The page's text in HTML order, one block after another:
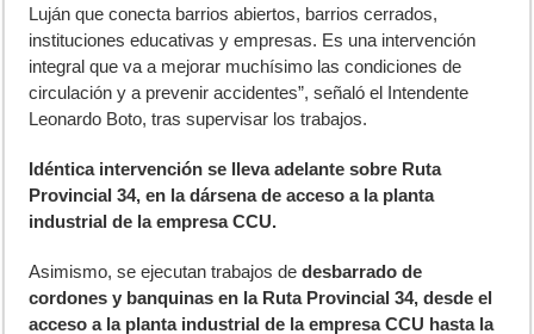
Luján que conecta barrios abiertos, barrios cerrados,
instituciones educativas y empresas. Es una intervención
integral que va a mejorar muchísimo las condiciones de
circulación y a prevenir accidentes”, señaló el Intendente
Leonardo Boto, tras supervisar los trabajos.
Idéntica intervención se lleva adelante sobre Ruta
Provincial 34, en la dársena de acceso a la planta
industrial de la empresa CCU.
Asimismo, se ejecutan trabajos dedesbarrado de
cordones y banquinas en la Ruta Provincial 34, desde el
acceso a la planta industrial de la empresa CCU hasta la